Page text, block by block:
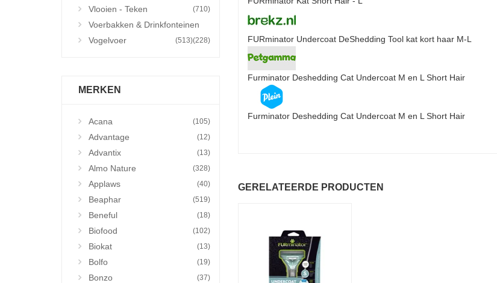
Vlooien - Teken (710)
Voerbakken & Drinkfonteinen
(228)
Vogelvoer (513)
MERKEN
Acana (105)
Advantage (12)
Advantix (13)
Almo Nature (328)
Applaws (40)
Beaphar (519)
Beneful (18)
Biofood (102)
Biokat (13)
Bolfo (19)
Bonzo (37)
FURminator Undercoat DeShedding Tool kat kort haar M-L
Furminator Deshedding Cat Undercoat M en L Short Hair
Furminator Deshedding Cat Undercoat M en L Short Hair
GERELATEERDE PRODUCTEN